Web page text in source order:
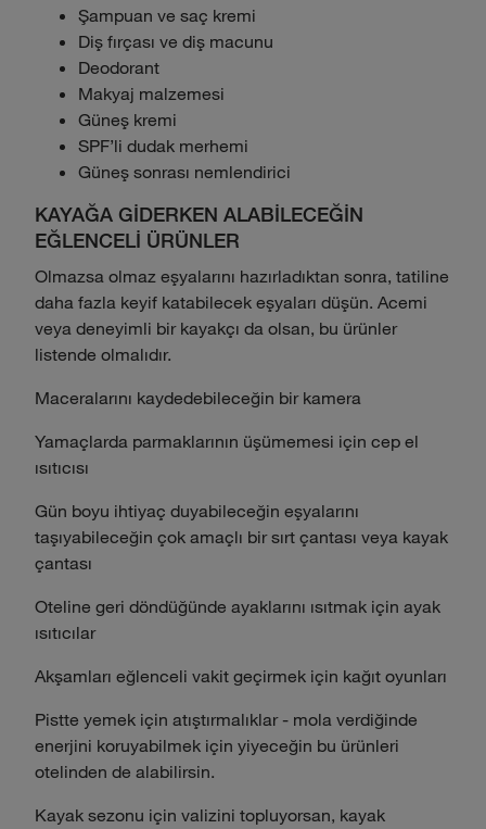
Şampuan ve saç kremi
Diş fırçası ve diş macunu
Deodorant
Makyaj malzemesi
Güneş kremi
SPF’li dudak merhemi
Güneş sonrası nemlendirici
KAYAĞA GİDERKEN ALABİLECEĞİN
EĞLENCELİ ÜRÜNLER
Olmazsa olmaz eşyalarını hazırladıktan sonra, tatiline
daha fazla keyif katabilecek eşyaları düşün. Acemi
veya deneyimli bir kayakçı da olsan, bu ürünler
listende olmalıdır.
Maceralarını kaydedebileceğin bir kamera
Yamaçlarda parmaklarının üşümemesi için cep el
ısıtıcısı
Gün boyu ihtiyaç duyabileceğin eşyalarını
taşıyabileceğin çok amaçlı bir sırt çantası veya kayak
çantası
Oteline geri döndüğünde ayaklarını ısıtmak için ayak
ısıtıcılar
Akşamları eğlenceli vakit geçirmek için kağıt oyunları
Pistte yemek için atıştırmalıklar - mola verdiğinde
enerjini koruyabilmek için yiyeceğin bu ürünleri
otelinden de alabilirsin.
Kayak sezonu için valizini topluyorsan, kayak